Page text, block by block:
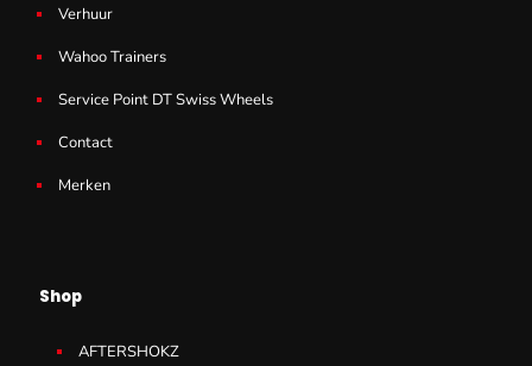
Verhuur
Wahoo Trainers
Service Point DT Swiss Wheels
Contact
Merken
Shop
AFTERSHOKZ